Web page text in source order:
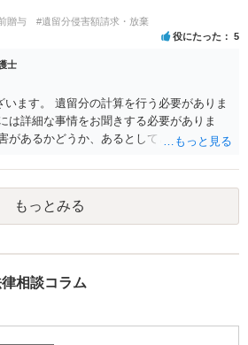
贈与 #遺留分侵害額請求・放棄
役にたった 5
士
ます。 遺留分の計算を行う必要がありま
は詳細な事情をお聞きする必要がありま
があるかどうか、あるとしてどの程度の金
ます。
もっとみる
相談コラム